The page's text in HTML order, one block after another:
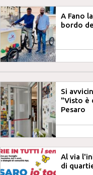
A Fano
bordo
Si
"Visto è
Pesaro
Al via
di